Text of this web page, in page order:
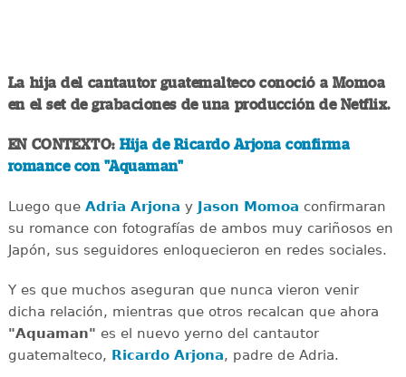
La hija del cantautor guatemalteco conoció a Momoa
en el set de grabaciones de una producción de Netflix.
EN CONTEXTO: Hija de Ricardo Arjona confirma
romance con "Aquaman"
Luego que Adria Arjona y Jason Momoa confirmaran
su romance con fotografías de ambos muy cariñosos en
Japón, sus seguidores enloquecieron en redes sociales.
Y es que muchos aseguran que nunca vieron venir
dicha relación, mientras que otros recalcan que ahora
"Aquaman" es el nuevo yerno del cantautor
guatemalteco, Ricardo Arjona, padre de Adria.